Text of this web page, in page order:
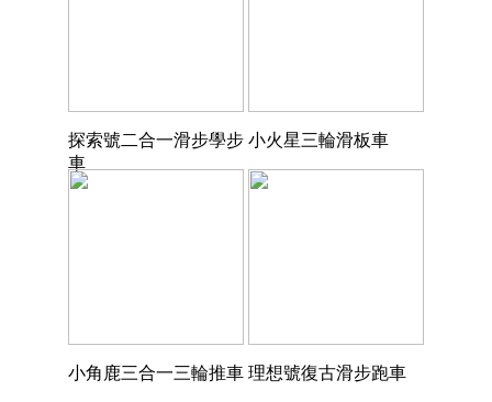
探索號二合一滑步學步
車
小火星三輪滑板車
小角鹿三合一三輪推車 理想號復古滑步跑車